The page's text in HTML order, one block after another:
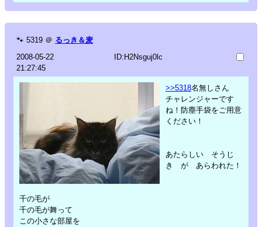
🐾 5319 ＠ るっき＆麦
2008-05-22
21:27:45
ID:H2Nsguj0lc
>>5318名無しさん
チャレンジャーです
ね！防塵手袋をご用意
ください！
あたらしい そうじ
き が あらわれた！
千の毛が
千の毛が舞って
この小さな部屋を